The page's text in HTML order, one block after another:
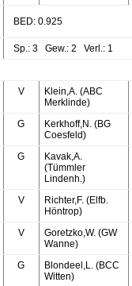
BED: 0.925
Sp.: 3 Gew.: 2 Verl.: 1
V
Klein,A. (ABC
Merklinde)
G
Kerkhoff,N. (BG
Coesfeld)
G
Kavak,A.
(Tümmler
Lindenh.)
V
Richter,F. (Elfb.
Höntrop)
V
Goretzko,W. (GW
Wanne)
G
Blondeel,L. (BCC
Witten)